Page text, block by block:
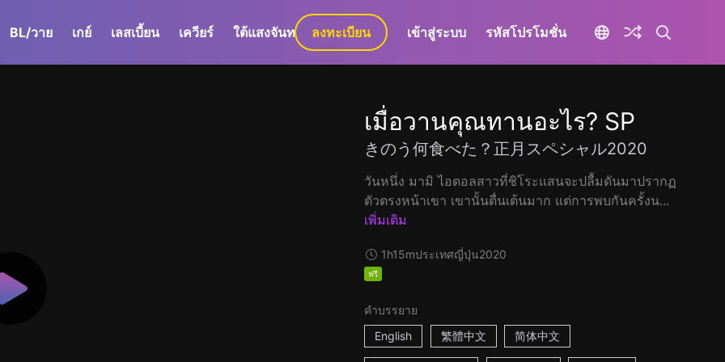
BL/วาย เกย์ เลสเบี้ยน เควียร์ ใต้แสงจันทร์ GaLa+
ลงทะเบียน เข้าสู่ระบบ รหัสโปรโมชั่น
เมื่อวานคุณทานอะไร? SP
きのう何食べた？正月スペシャル2020
วันหนึ่ง มามิ ไอดอลสาวที่ชิโระแสนจะปลื้มดันมาปรากฏ
ตัวตรงหน้าเขา เขานั้นตื่นเต้นมาก แต่การพบกันครั้งน...
เพิ่มเติม
1h15mประเทศญี่ปุ่น2020
ฟรี
คำบรรยาย
English
繁體中文 简体中文